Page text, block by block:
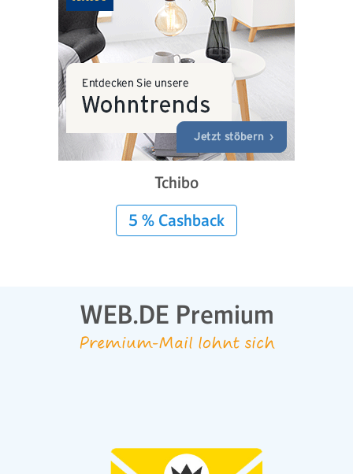
Tchibo
5 % Cashback
WEB.DE Premium
Premium-Mail lohnt sich